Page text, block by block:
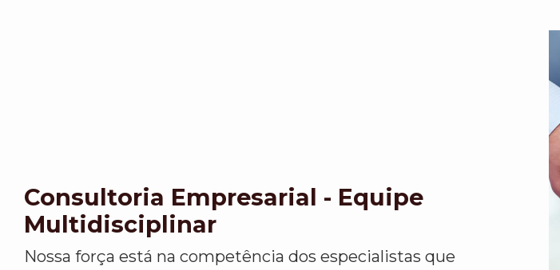
Consultoria Empresarial - Equipe
Multidisciplinar
Nossa força está na competência dos especialistas que